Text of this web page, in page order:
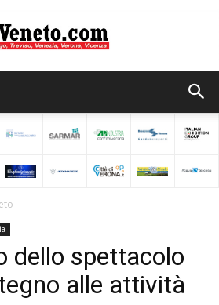
del
dello spettacolo
alle attività